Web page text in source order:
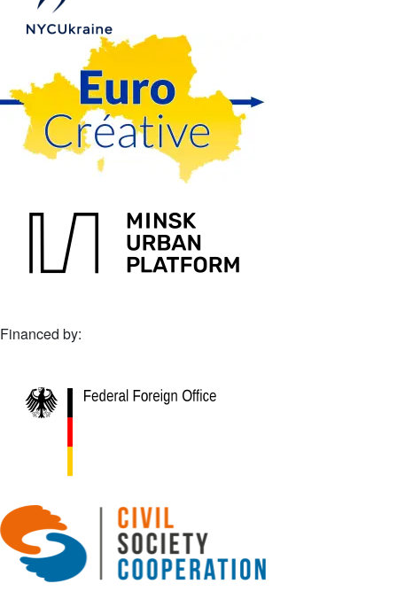
Financed by: